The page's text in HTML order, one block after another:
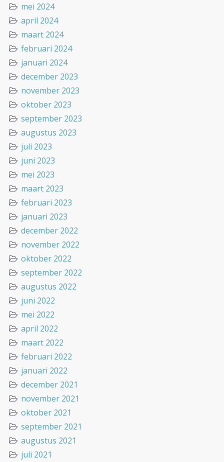
mei 2024
april 2024
maart 2024
februari 2024
januari 2024
december 2023
november 2023
oktober 2023
september 2023
augustus 2023
juli 2023
juni 2023
mei 2023
maart 2023
februari 2023
januari 2023
december 2022
november 2022
oktober 2022
september 2022
augustus 2022
juni 2022
mei 2022
april 2022
maart 2022
februari 2022
januari 2022
december 2021
november 2021
oktober 2021
september 2021
augustus 2021
juli 2021